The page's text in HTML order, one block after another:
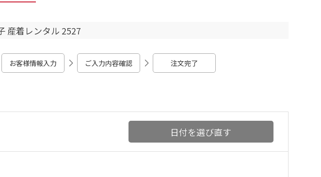
産着レンタル 2527
お客様情報入力 ご入力内容確認 注文完了
日付を選び直す